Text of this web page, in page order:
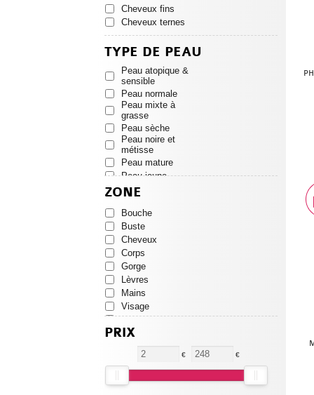
FILORGA
FLORAME
GAMARDE
GARANCIA
GENEVRIER
HAUT SEGALA
IDES PHARMA
INNOVATOUCH
ISDIN
JONZAC
JOWAE
KORRES
KRÈME
LAINO
LAURALEP
LE SENS DES
FLEURS
LIERAC
LIFT'ARGAN
MEDICEUTICS
MELVITA
MKL
NEOSTRATA
NOREVA
NOVEXPERT
NUXE
ONAGRINE
PATYKA
Nourrissant
Raffermissant
Réparateur
Respiration
Quotidien
Solaire
Stress / Sommeil
Volume
Protection
Hypoallergénique
Nutritif
Gommage
Faible protection
Autobronzant
Soins quotidiens
Cheveux fins
Cheveux ternes
TYPE DE PEAU
Peau atopique &
sensible
Peau normale
Peau mixte à
grasse
Peau sèche
Peau noire et
métisse
Peau mature
Peau jeune
ZONE
Bouche
Buste
Cheveux
Corps
Gorge
Lèvres
Mains
Visage
Yeux
PRIX
€ €